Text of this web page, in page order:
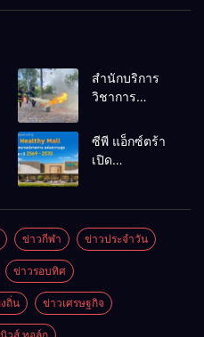
สำนักบริการ
วิชาการ
จัดอบรม
หลักสูตร “ดับ
ศักยภาพเจ้า
หน้าที่ท้องถิ่น
รับมืออัคคีภัย
ซีพี แอ็กซ์ตร้า
เปิด
เดินหน้าสร้าง
พื้นที่แห่ง
พร้อมโชว์
ต้นแบบค้า
ข่าวกีฬา ข่าวประจำวัน
ข่าวรอบทิศ
ถิ่น ข่าวเศรษฐกิจ